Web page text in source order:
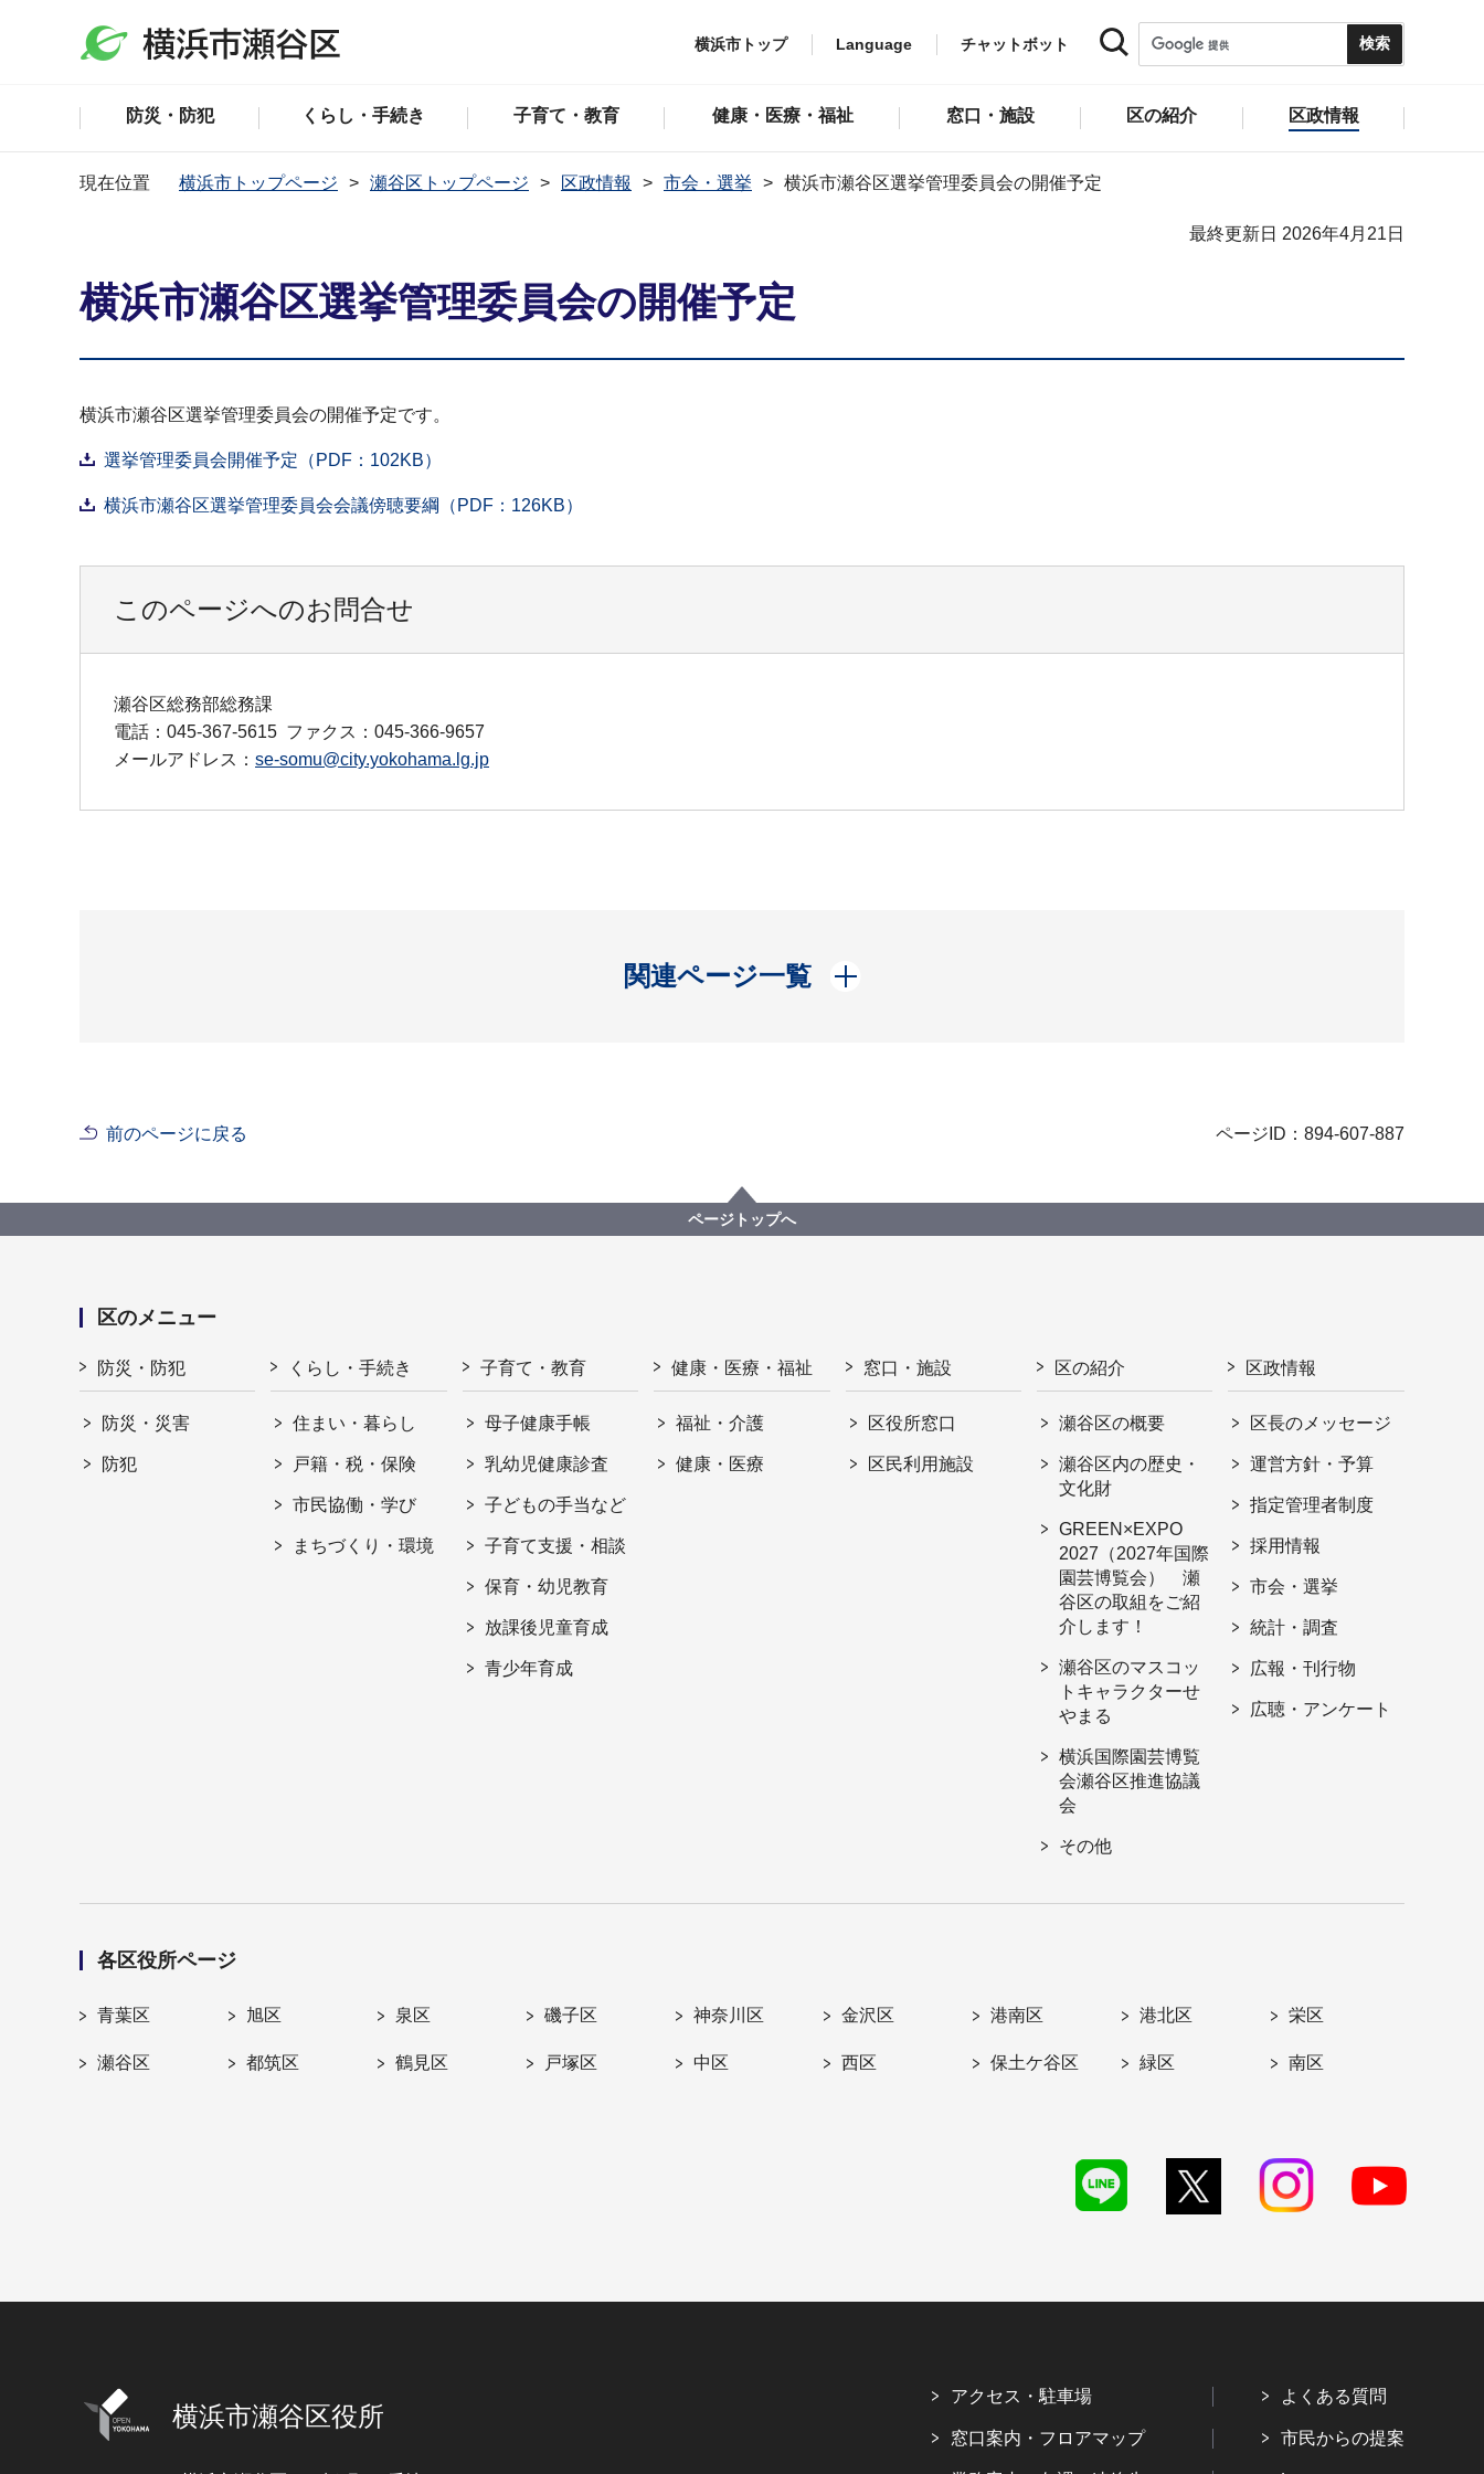
横浜市トップ Language チャットボット
防災・防犯 くらし・手続き 子育て・教育 健康・医療・福祉 窓口・施設 区の紹介 区政情報
現在位置 横浜市トップページ 瀬谷区トップページ 区政情報 市会・選挙 横浜市瀬谷区選挙管理委員会の開催予定
最終更新日 2026年4月21日
横浜市瀬谷区選挙管理委員会の開催予定
横浜市瀬谷区選挙管理委員会の開催予定です。
選挙管理委員会開催予定（PDF：102KB）
横浜市瀬谷区選挙管理委員会会議傍聴要綱（PDF：126KB）
このページへのお問合せ
瀬谷区総務部総務課
電話：045-367-5615 ファクス：045-366-9657
メールアドレス： se-somu@city.yokohama.lg.jp
関連ページ一覧
開く
前のページに戻る ページID：894-607-887
ページトップへ
区のメニュー
防災・防犯
防災・災害
防犯
くらし・手続き
住まい・暮らし
戸籍・税・保険
市民協働・学び
まちづくり・環境
子育て・教育
母子健康手帳
乳幼児健康診査
子どもの手当など
子育て支援・相談
保育・幼児教育
放課後児童育成
青少年育成
健康・医療・福祉
福祉・介護
健康・医療
窓口・施設
区役所窓口
区民利用施設
区の紹介
瀬谷区の概要
瀬谷区内の歴史・
文化財
GREEN×EXPO
2027（2027年国際
園芸博覧会） 瀬
谷区の取組をご紹
介します！
瀬谷区のマスコッ
トキャラクターせ
やまる
横浜国際園芸博覧
会瀬谷区推進協議
会
その他
区政情報
区長のメッセージ
運営方針・予算
指定管理者制度
採用情報
市会・選挙
統計・調査
広報・刊行物
広聴・アンケート
各区役所ページ
青葉区 旭区 泉区 磯子区 神奈川区 金沢区 港南区 港北区 栄区
瀬谷区 都筑区 鶴見区 戸塚区 中区 西区 保土ケ谷区 緑区 南区
横浜市瀬谷区役所
アクセス・駐車場
窓口案内・フロアマップ
よくある質問
市民からの提案